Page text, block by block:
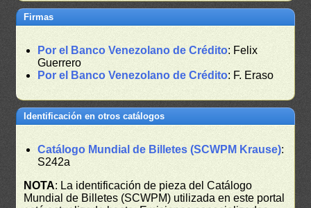
Firmas
Por el Banco Venezolano de Crédito: Felix
Guerrero
Por el Banco Venezolano de Crédito: F. Eraso
Identificación en otros catálogos
Catálogo Mundial de Billetes (SCWPM Krause):
S242a
NOTA: La identificación de pieza del Catálogo
Mundial de Billetes (SCWPM) utilizada en este portal